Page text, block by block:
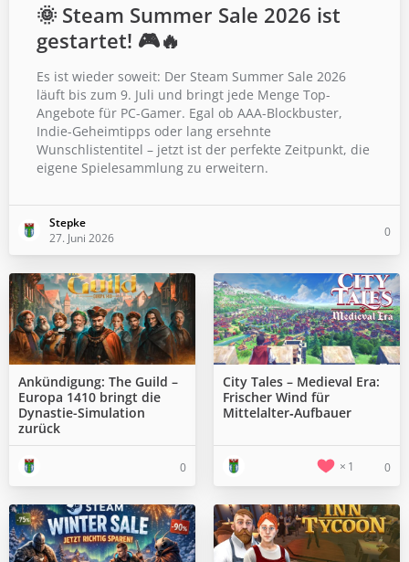
🌞 Steam Summer Sale 2026 ist
gestartet! 🎮🔥
Es ist wieder soweit: Der Steam Summer Sale 2026
läuft bis zum 9. Juli und bringt jede Menge Top-
Angebote für PC-Gamer. Egal ob AAA-Blockbuster,
Indie-Geheimtipps oder lang ersehnte
Wunschlistentitel – jetzt ist der perfekte Zeitpunkt, die
eigene Spielesammlung zu erweitern.
Stepke
27. Juni 2026
0
Ankündigung: The Guild –
Europa 1410 bringt die
Dynastie-Simulation
zurück
0
City Tales – Medieval Era:
Frischer Wind für
Mittelalter‑Aufbauer
1 0